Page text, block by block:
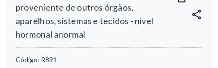
proveniente de outros órgãos,
aparelhos, sistemas e tecidos - nível
hormonal anormal
Código: R891